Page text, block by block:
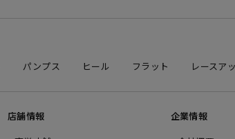
パンプス ヒール フラット レースア
店舗情報 企業情報